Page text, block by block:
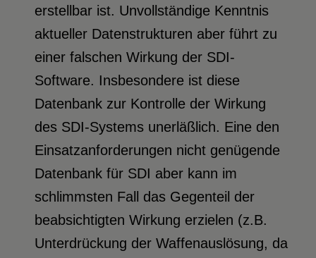
erstellbar ist. Unvollständige Kenntnis
aktueller Datenstrukturen aber führt zu
einer falschen Wirkung der SDI-
Software. Insbesondere ist diese
Datenbank zur Kontrolle der Wirkung
des SDI-Systems unerläßlich. Eine den
Einsatzanforderungen nicht genügende
Datenbank für SDI aber kann im
schlimmsten Fall das Gegenteil der
beabsichtigten Wirkung erzielen (z.B.
Unterdrückung der Waffenauslösung, da